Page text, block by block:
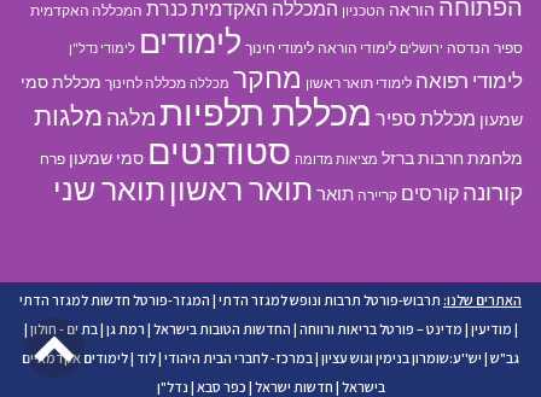
הפתוחה הוראה הטכניון המכללה האקדמית כנרת המכללה האקדמית
ספיר הנדסה ירושלים לימודי הוראה לימודי חינוך לימודים לימודי נדל"ן
לימודי רפואה לימודי תואר ראשון מחקר מכללה מכללה לחינוך מכללת סמי
שמעון מכללת ספיר מכללת תלפיותמלגה מלגות
מלחמת חרבות ברזל מציאות מדומה סטודנטים סמי שמעון פרח
קורונה קורסים קריירה תואר תואר ראשון תואר שני
האתרים שלנו: תרבוש-פורטל תרבות ונופש למגזר הדתי | המגזר-פורטל חדשות למגזר הדתי
| מודיעין | מדינט – פורטל בריאות ורווחה | החדשות הטובות בישראל | רמת גן |בת ים - חולון |
גב"ש | יש''ע:שומרון בנימין וגוש עציון |במרכז- לחברי הבית היהודי |לוד |לימודים אקדמאיים
בישראל | חדשות ישראל | כפר סבא | נדל"ן